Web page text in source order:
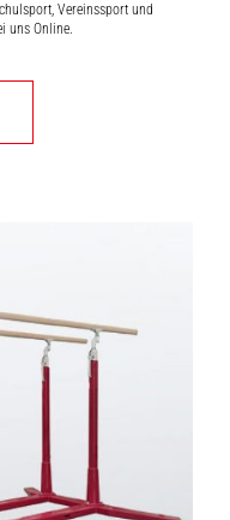
Vereinssport und
uns Online.